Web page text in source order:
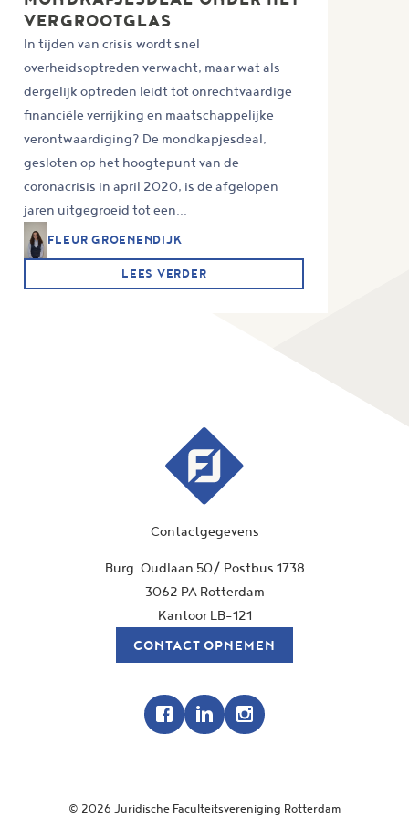
VERGROOTGLAS
In tijden van crisis wordt snel
overheidsoptreden verwacht, maar wat als
dergelijk optreden leidt tot onrechtvaardige
financiële verrijking en maatschappelijke
verontwaardiging? De mondkapjesdeal,
gesloten op het hoogtepunt van de
coronacrisis in april 2020, is de afgelopen
jaren uitgegroeid tot een...
FLEUR GROENENDIJK
LEES VERDER
Contactgegevens
Burg. Oudlaan 50/ Postbus 1738
3062 PA Rotterdam
Kantoor LB-121
CONTACT OPNEMEN
© 2026 Juridische Faculteitsvereniging Rotterdam